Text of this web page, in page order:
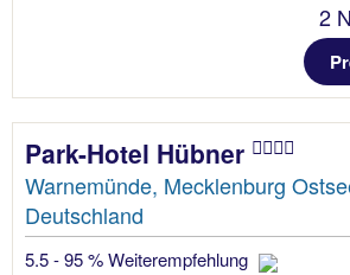
2
Park-Hotel Hübner
Warnemünde, Mecklenburg
Deutschland
5.5 - 95 % Weiterempfehlung